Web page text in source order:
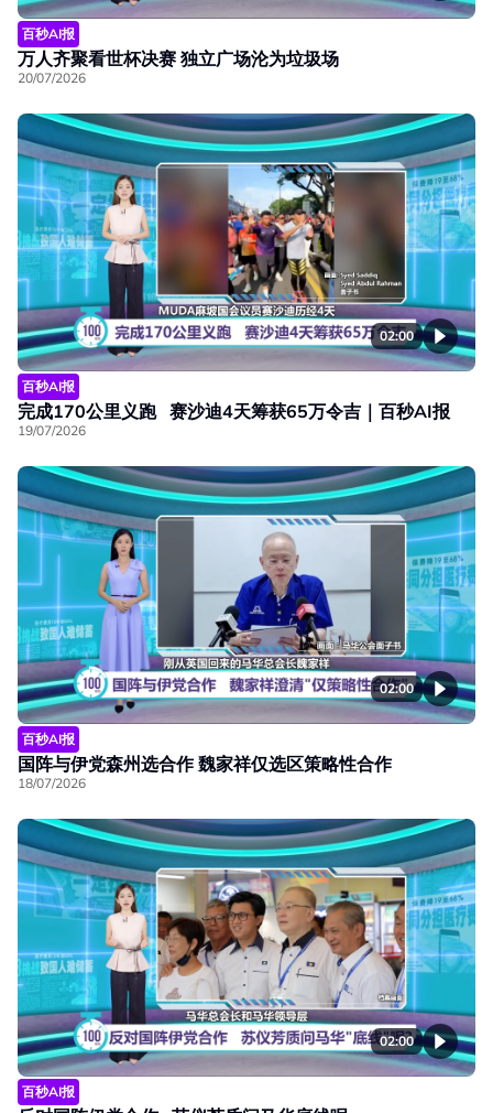
百秒AI报
万人齐聚看世杯决赛 独立广场沦为垃圾场
20/07/2026
02:00
百秒AI报
完成170公里义跑 赛沙迪4天筹获65万令吉｜百秒AI报
19/07/2026
02:00
百秒AI报
国阵与伊党森州选合作 魏家祥仅选区策略性合作
18/07/2026
02:00
百秒AI报